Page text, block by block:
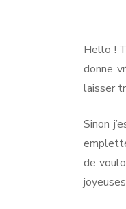
Hello !
donne
laisser
Sinon
de